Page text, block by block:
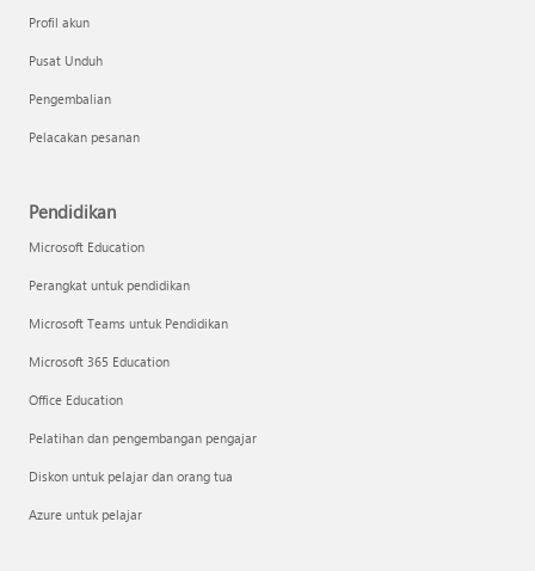
Profil akun
Pusat Unduh
Pengembalian
Pelacakan pesanan
Pendidikan
Microsoft Education
Perangkat untuk pendidikan
Microsoft Teams untuk Pendidikan
Microsoft 365 Education
Office Education
Pelatihan dan pengembangan pengajar
Diskon untuk pelajar dan orang tua
Azure untuk pelajar